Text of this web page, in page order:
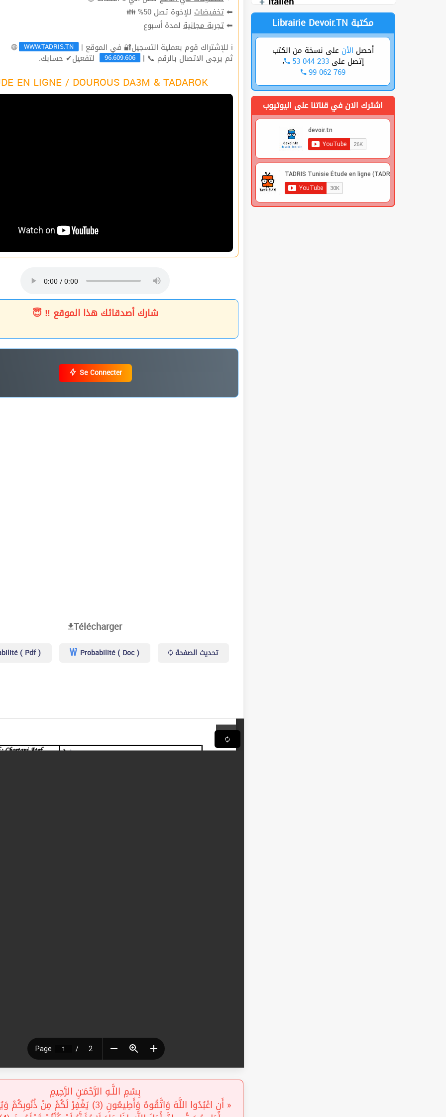
⬅تخفيضاتللإخوة تصل 50% 👪
⬅تجربة مجانيةلمدة أسبوع
ℹ للإشتراك قوم بعملية التسجيل🔐 في الموقع |
WWW.TADRIS.TN
🌐
ثم يرجى الاتصال بالرقم 📞 | 96.609.606 لتفعيل✔ حسابك.
EN LIGNE / DOUROUS DA3M & TADAROK
شارك أصدقائك هذا الموقع ‼ 😇
Se Connecter
Télécharger
( Pdf ) Probabilité ( Doc ) تحديث الصفحة
بِسْمِ اللَّـهِ الرَّحْمَـٰنِ الرَّحِيمِ
« أَنِ اعْبُدُوا اللَّهَ وَاتَّقُوهُ وَأَطِيعُونِ (3) يَغْفِرْ لَكُمْ
Librairie Devoir.TN مكتبة
أحصل الأن على نسخة من الكتب
إتصل على53 044 233 ،
99 062 769
اشترك الان في قناتنا على اليوتيوب